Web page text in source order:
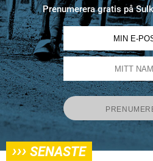
Prenumerera gratis på
››› SENASTE